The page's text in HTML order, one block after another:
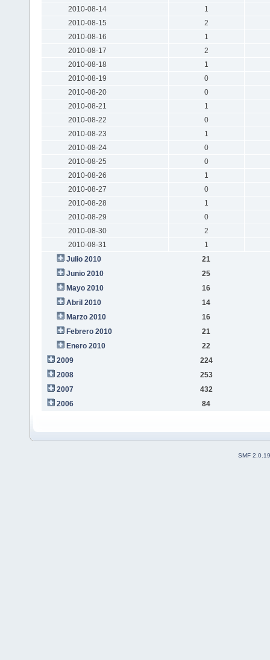
2010-08-14
1
2010-08-15
2
2010-08-16
1
2010-08-17
2
2010-08-18
1
2010-08-19
0
2010-08-20
0
2010-08-21
1
2010-08-22
0
2010-08-23
1
2010-08-24
0
2010-08-25
0
2010-08-26
1
2010-08-27
0
2010-08-28
1
2010-08-29
0
2010-08-30
2
2010-08-31
1
Julio 2010
21
Junio 2010
25
Mayo 2010
16
Abril 2010
14
Marzo 2010
16
Febrero 2010
21
Enero 2010
22
2009
224
2008
253
2007
432
2006
84
SMF 2.0.19